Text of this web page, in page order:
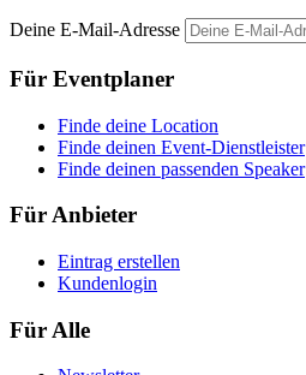
Deine E-Mail-Adresse
Für Eventplaner
Finde deine Location
Finde deinen Event-Dienstleister
Finde deinen passenden Speaker
Für Anbieter
Eintrag erstellen
Kundenlogin
Für Alle